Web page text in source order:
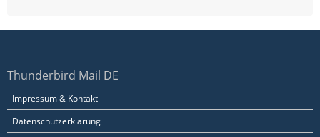
Thunderbird Mail DE
Impressum & Kontakt
Datenschutzerklärung